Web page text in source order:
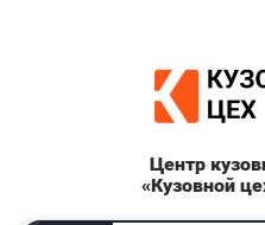
Центр
«Кузовной